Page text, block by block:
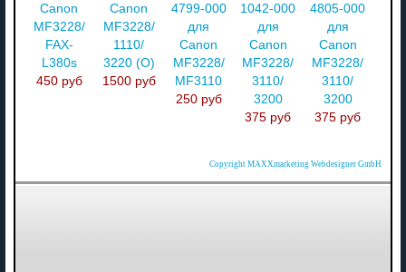
Canon
MF3228/
FAX-
L380s
450 руб
Canon
MF3228/
1110/
3220 (О)
1500 руб
4799-000
для
Canon
MF3228/
MF3110
250 руб
1042-000
для
Canon
MF3228/
3110/
3200
375 руб
4805-000
для
Canon
MF3228/
3110/
3200
375 руб
Copyright MAXXmarketing Webdesigner GmbH